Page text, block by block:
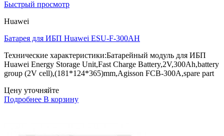
Быстрый просмотр
Huawei
Батарея для ИБП Huawei ESU-F-300AH
Технические характеристики:Батарейный модуль для ИБП
Huawei Energy Storage Unit,Fast Charge Battery,2V,300Ah,battery
group (2V cell),(181*124*365)mm,Agisson FCB-300A,spare part
Цену уточняйте
Подробнее В корзину